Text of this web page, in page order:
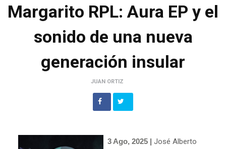
Margarito RPL: Aura EP y el
sonido de una nueva
generación insular
JUAN ORTIZ
3 Ago, 2025 | José Alberto